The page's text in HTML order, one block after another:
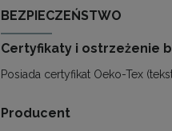
BEZPIECZEŃSTWO
Certyfikaty i ostrzeżenie
Posiada certyfikat Oeko-Tex
Producent